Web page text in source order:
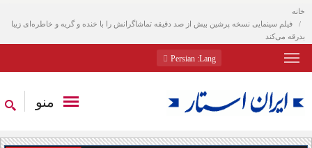
خانه
فیلم سینمایی نسخه پرشین بیش از صد دقیقه تماشاگرانش را با خنده و گریه و خاطره‌ای زیبا
بدرقه می‌کند
Lang
: Persian
منو